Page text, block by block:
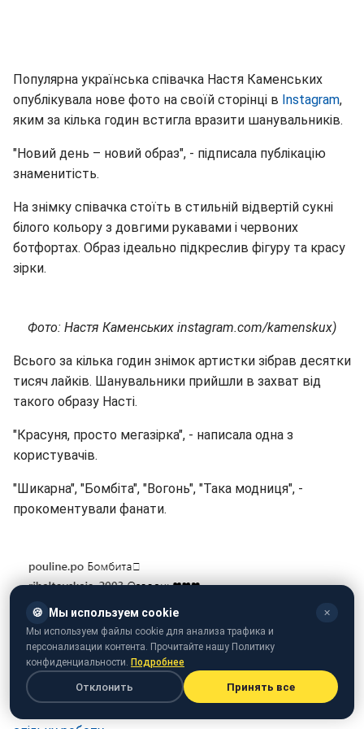
Популярна українська співачка Настя Каменських
опублікувала нове фото на своїй сторінці в Instagram,
яким за кілька годин встигла вразити шанувальників.
"Новий день – новий образ", - підписала публікацію
знаменитість.
На знімку співачка стоїть в стильній відвертій сукні
білого кольору з довгими рукавами і червоних
ботфортах. Образ ідеально підкреслив фігуру та красу
зірки.
Фото: Настя Каменських instagram.com/kamenskux)
Всього за кілька годин знімок артистки зібрав десятки
тисяч лайків. Шанувальники прийшли в захват від
такого образу Насті.
"Красуня, просто мегазірка", - написала одна з
користувачів.
"Шикарна", "Бомбіта", "Вогонь", "Така модниця", -
прокоментували фанати.
Скріншоти коментарів (instagram.com/kamenskux)
🍪 Мы используем cookie ✕
Мы используем файлы cookie для анализа трафика и
персонализации контента. Прочитайте нашу Политику
конфиденциальности. Подробнее
Отклонить Принять все